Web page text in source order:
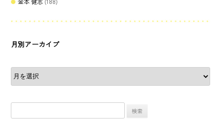
月別アーカイブ